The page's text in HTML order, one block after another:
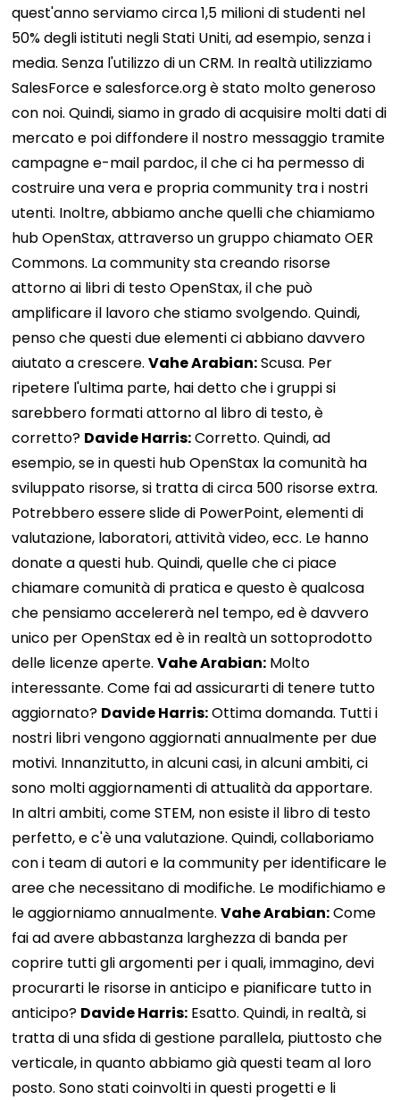
quest'anno serviamo circa 1,5 milioni di studenti nel
50% degli istituti negli Stati Uniti, ad esempio, senza i
media. Senza l'utilizzo di un CRM. In realtà utilizziamo
SalesForce e salesforce.org è stato molto generoso
con noi. Quindi, siamo in grado di acquisire molti dati di
mercato e poi diffondere il nostro messaggio tramite
campagne e-mail pardoc, il che ci ha permesso di
costruire una vera e propria community tra i nostri
utenti. Inoltre, abbiamo anche quelli che chiamiamo
hub OpenStax, attraverso un gruppo chiamato OER
Commons. La community sta creando risorse
attorno ai libri di testo OpenStax, il che può
amplificare il lavoro che stiamo svolgendo. Quindi,
penso che questi due elementi ci abbiano davvero
aiutato a crescere.Vahe Arabian:Scusa. Per
ripetere l'ultima parte, hai detto che i gruppi si
sarebbero formati attorno al libro di testo, è
corretto? Davide Harris:Corretto. Quindi, ad
esempio, se in questi hub OpenStax la comunità ha
sviluppato risorse, si tratta di circa 500 risorse extra.
Potrebbero essere slide di PowerPoint, elementi di
valutazione, laboratori, attività video, ecc. Le hanno
donate a questi hub. Quindi, quelle che ci piace
chiamare comunità di pratica e questo è qualcosa
che pensiamo accelererà nel tempo, ed è davvero
unico per OpenStax ed è in realtà un sottoprodotto
delle licenze aperte.Vahe Arabian: Molto
interessante. Come fai ad assicurarti di tenere tutto
aggiornato? Davide Harris:Ottima domanda. Tutti i
nostri libri vengono aggiornati annualmente per due
motivi. Innanzitutto, in alcuni casi, in alcuni ambiti, ci
sono molti aggiornamenti di attualità da apportare.
In altri ambiti, come STEM, non esiste il libro di testo
perfetto, e c'è una valutazione. Quindi, collaboriamo
con i team di autori e la community per identificare le
aree che necessitano di modifiche. Le modifichiamo e
le aggiorniamo annualmente.Vahe Arabian:Come
fai ad avere abbastanza larghezza di banda per
coprire tutti gli argomenti per i quali, immagino, devi
procurarti le risorse in anticipo e pianificare tutto in
anticipo? Davide Harris: Esatto. Quindi, in realtà, si
tratta di una sfida di gestione parallela, piuttosto che
verticale, in quanto abbiamo già questi team al loro
posto. Sono stati coinvolti in questi progetti e li